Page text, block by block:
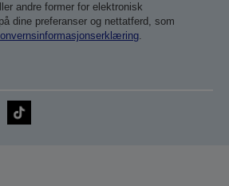
andre former for elektronisk
dine preferanser og nettatferd, som
.